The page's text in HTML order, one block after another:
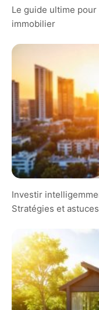
Le guide ultime
immobilier
Investir
Stratégies et